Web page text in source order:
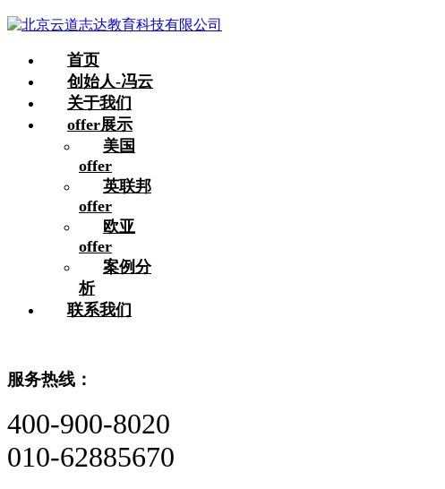
首页
创始人-冯云
关于我们
offer展示
美国
offer
英联邦
offer
欧亚
offer
案例分
析
联系我们
服务热线：
400-900-8020
010-62885670